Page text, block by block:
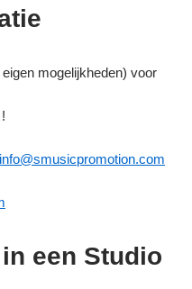
mogelijkheden) voor
info@smusicpromotion.com
een Studio